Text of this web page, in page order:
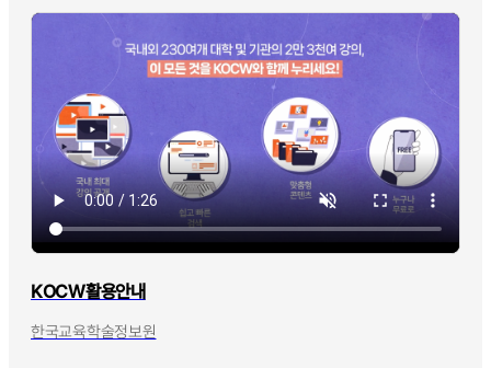
KOCW활용안내
한국교육학술정보원